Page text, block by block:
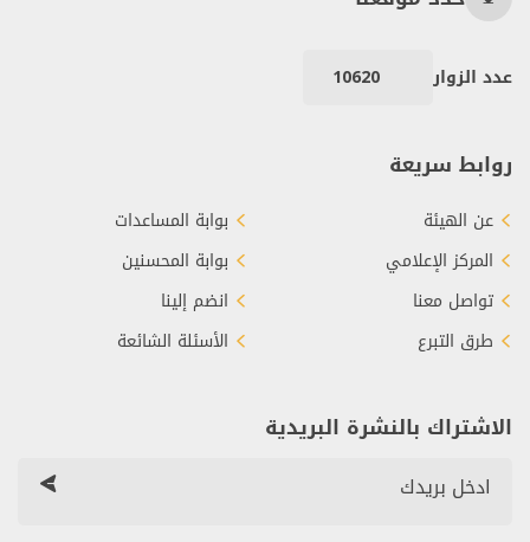
عدد الزوار 10620
روابط سريعة
عن الهيئة
المركز الإعلامي
تواصل معنا
طرق التبرع
بوابة المساعدات
بوابة المحسنين
انضم إلينا
الأسئلة الشائعة
الاشتراك بالنشرة البريدية